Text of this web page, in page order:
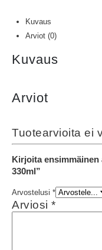
Kuvaus
Arviot (0)
Kuvaus
Arviot
Tuotearvioita ei
Kirjoita ensimmäinen
330ml”
Arvostelusi *
Arviosi *